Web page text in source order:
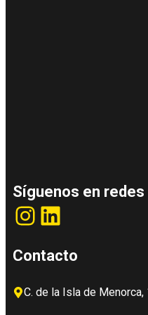
Síguenos en redes
Instagram
LinkedIn
Contacto
C. de la Isla de